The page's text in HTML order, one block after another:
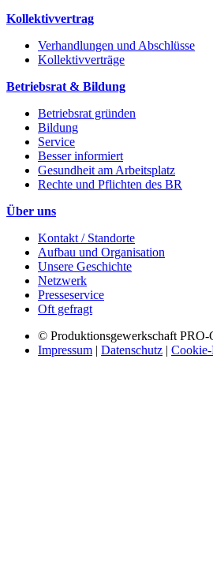
Kollektivvertrag
Verhandlungen und Abschlüsse
Kollektivverträge
Betriebsrat & Bildung
Betriebsrat gründen
Bildung
Service
Besser informiert
Gesundheit am Arbeitsplatz
Rechte und Pflichten des BR
Über uns
Kontakt / Standorte
Aufbau und Organisation
Unsere Geschichte
Netzwerk
Presseservice
Oft gefragt
© Produktionsgewerkschaft PRO-
Impressum | Datenschutz |